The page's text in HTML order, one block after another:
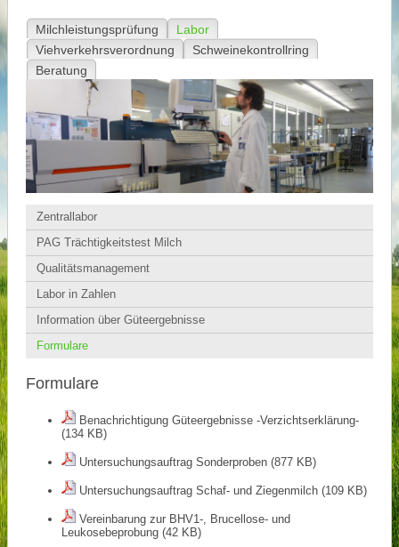
Milchleistungsprüfung
Labor
Viehverkehrsverordnung
Schweinekontrollring
Beratung
Zentrallabor
PAG Trächtigkeitstest Milch
Qualitätsmanagement
Labor in Zahlen
Information über Güteergebnisse
Formulare
Formulare
Benachrichtigung Güteergebnisse -Verzichtserklärung-
(134 KB)
Untersuchungsauftrag Sonderproben(877 KB)
Untersuchungsauftrag Schaf- und Ziegenmilch(109 KB)
Vereinbarung zur BHV1-, Brucellose- und
Leukosebeprobung(42 KB)